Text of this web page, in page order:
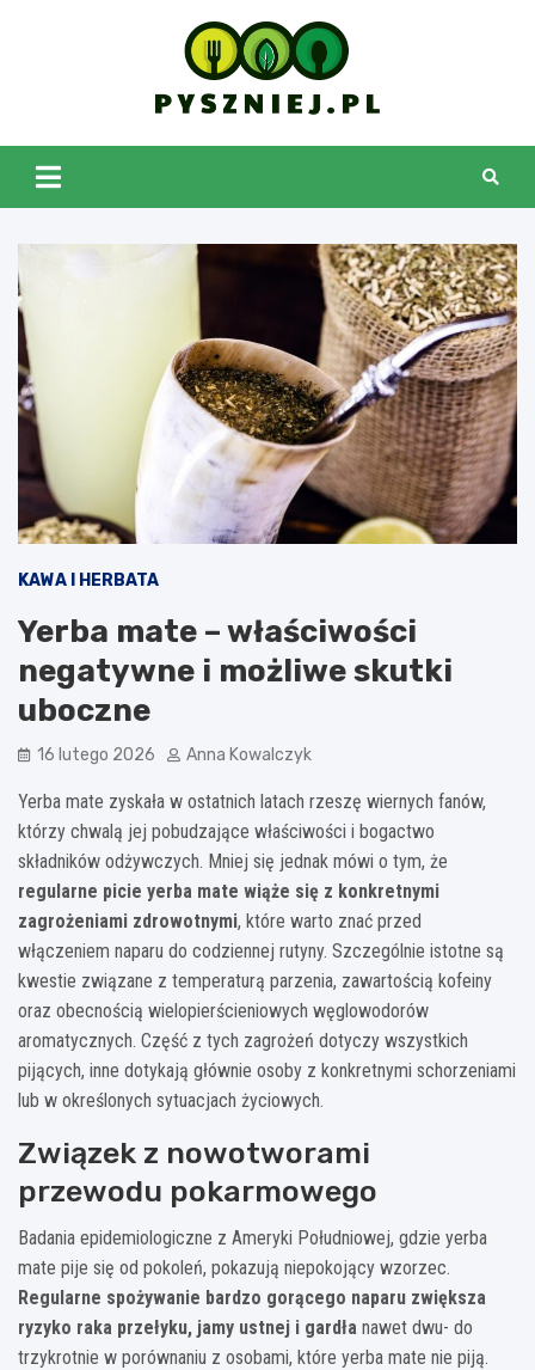
pyszniej.pl
KAWA I HERBATA
Yerba mate – właściwości
negatywne i możliwe skutki
uboczne
16 lutego 2026 Anna Kowalczyk
Yerba mate zyskała w ostatnich latach rzeszę wiernych fanów,
którzy chwalą jej pobudzające właściwości i bogactwo
składników odżywczych. Mniej się jednak mówi o tym, że
regularne picie yerba mate wiąże się z konkretnymi
zagrożeniami zdrowotnymi, które warto znać przed
włączeniem naparu do codziennej rutyny. Szczególnie istotne są
kwestie związane z temperaturą parzenia, zawartością kofeiny
oraz obecnością wielopierścieniowych węglowodorów
aromatycznych. Część z tych zagrożeń dotyczy wszystkich
pijących, inne dotykają głównie osoby z konkretnymi schorzeniami
lub w określonych sytuacjach życiowych.
Związek z nowotworami
przewodu pokarmowego
Badania epidemiologiczne z Ameryki Południowej, gdzie yerba
mate pije się od pokoleń, pokazują niepokojący wzorzec.
Regularne spożywanie bardzo gorącego naparu zwiększa
ryzyko raka przełyku, jamy ustnej i gardła nawet dwu- do
trzykrotnie w porównaniu z osobami, które yerba mate nie piją.